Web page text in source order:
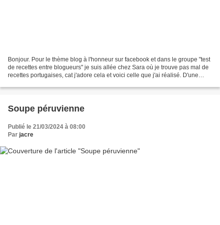
Bonjour. Pour le thème blog à l'honneur sur facebook et dans le groupe "test
de recettes entre blogueurs" je suis allée chez Sara où je trouve pas mal de
recettes portugaises, cat j'adore cela et voici celle que j'ai réalisé. D'une
Soupe péruvienne
Publié le 21/03/2024 à 08:00
Par jacre